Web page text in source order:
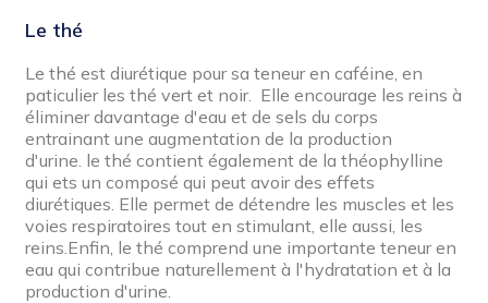
Le thé
Le thé est diurétique pour sa teneur en caféine, en
paticulier les thé vert et noir. Elle encourage les reins à
éliminer davantage d'eau et de sels du corps
entrainant une augmentation de la production
d'urine. le thé contient également de la théophylline
qui ets un composé qui peut avoir des effets
diurétiques. Elle permet de détendre les muscles et les
voies respiratoires tout en stimulant, elle aussi, les
reins.Enfin, le thé comprend une importante teneur en
eau qui contribue naturellement à l'hydratation et à la
production d'urine.